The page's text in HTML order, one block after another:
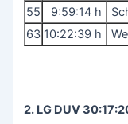
55
9:59:14 h
63 10:22:39 h
2. LG DUV